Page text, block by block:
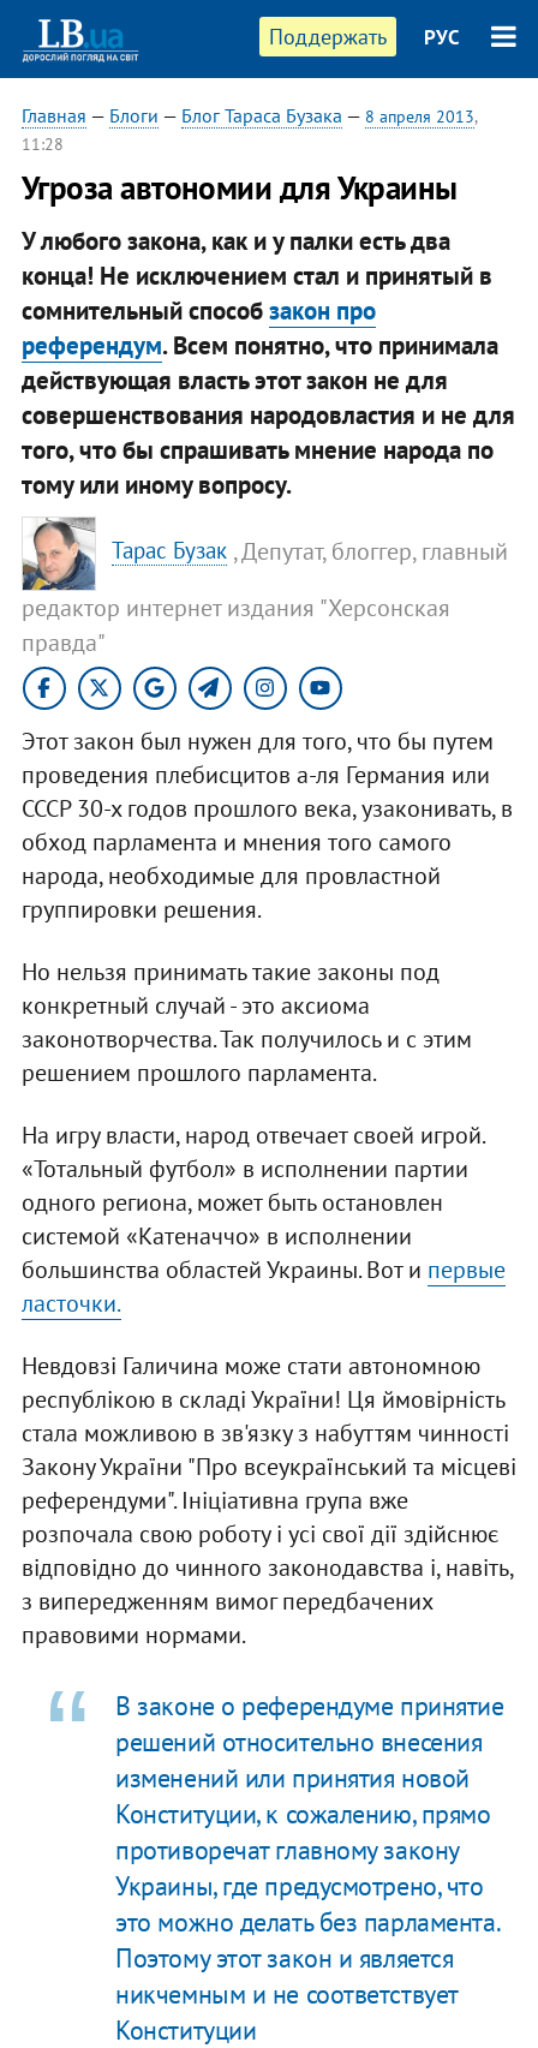
Поддержать РУС
Главная — Блоги — Блог Тараса Бузака — 8 апреля 2013,
11:28
Угроза автономии для Украины
У любого закона, как и у палки есть два
конца! Не исключением стал и принятый в
сомнительный способзакон про
референдум. Всем понятно, что принимала
действующая власть этот закон не для
совершенствования народовластия и не для
того, что бы спрашивать мнение народа по
тому или иному вопросу.
Тарас Бузак , Депутат, блоггер, главный
редактор интернет издания "Херсонская
правда"
Этот закон был нужен для того, что бы путем
проведения плебисцитов а-ля Германия или
СССР 30-х годов прошлого века, узаконивать, в
обход парламента и мнения того самого
народа, необходимые для провластной
группировки решения.
Но нельзя принимать такие законы под
конкретный случай - это аксиома
законотворчества. Так получилось и с этим
решением прошлого парламента.
На игру власти, народ отвечает своей игрой.
«Тотальный футбол» в исполнении партии
одного региона, может быть остановлен
системой «Катеначчо» в исполнении
большинства областей Украины. Вот и первые
ласточки.
Невдовзі Галичина може стати автономною
республікою в складі України! Ця ймовірність
стала можливою в зв'язку з набуттям чинності
Закону України "Про всеукраїнський та місцеві
референдуми". Ініціативна група вже
розпочала свою роботу і усі свої дії здійснює
відповідно до чинного законодавства і, навіть,
з випередженням вимог передбачених
правовими нормами.
В законе о референдуме принятие
решений относительно внесения
изменений или принятия новой
Конституции, к сожалению, прямо
противоречат главному закону
Украины, где предусмотрено, что
это можно делать без парламента.
Поэтому этот закон и является
никчемным и не соответствует
Конституции